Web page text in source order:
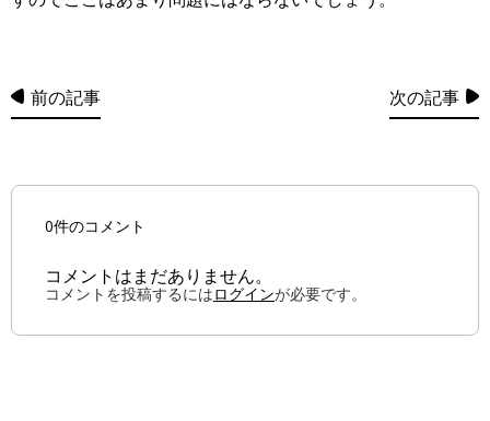
前の記事 次の記事
0件のコメント
コメントはまだありません。
コメントを投稿するにはログインが必要です。